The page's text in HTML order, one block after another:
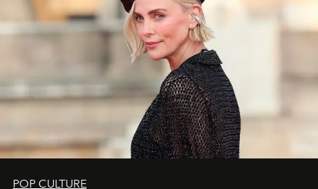
POP CULTURE